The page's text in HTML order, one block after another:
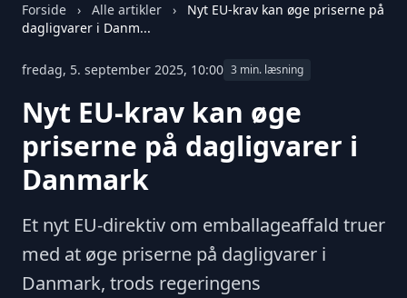
Forside › Alle artikler ›
Nyt EU-krav kan øge priserne på
dagligvarer i Danm...
fredag, 5. september 2025, 10:00 3 min. læsning
Nyt EU-krav kan øge
priserne på dagligvarer i
Danmark
Et nyt EU-direktiv om emballageaffald truer
med at øge priserne på dagligvarer i
Danmark, trods regeringens